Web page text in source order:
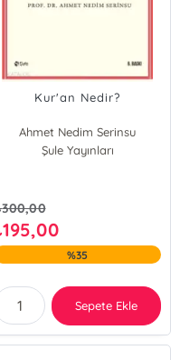
Kur'an Nedir?
Ahmet Nedim Serinsu
Şule Yayınları
300,00
195,00
%35
Sepete Ekle